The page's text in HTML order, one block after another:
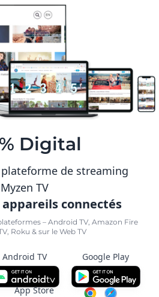
Digital
de streaming
Myzen TV
connectés
– Android TV, Amazon Fire
Roku & sur le Web TV
Android TV Google Play
App Store